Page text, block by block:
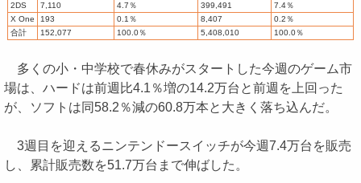
2DS
7,110 4.7％ 399,491
7.4％
X One
193 0.1％ 8,407
0.2％
合計
152,077 100.0％ 5,408,010 100.0％
多くの小・中学校で春休みがスタートした今週のゲーム市
場は、ハードは前週比4.1％増の14.2万台と前週を上回った
が、ソフトは同58.2％減の60.8万本と大きく落ち込んだ。
3週目を迎えるニンテンドースイッチが今週7.4万台を販売
し、累計販売数を51.7万台まで伸ばした。